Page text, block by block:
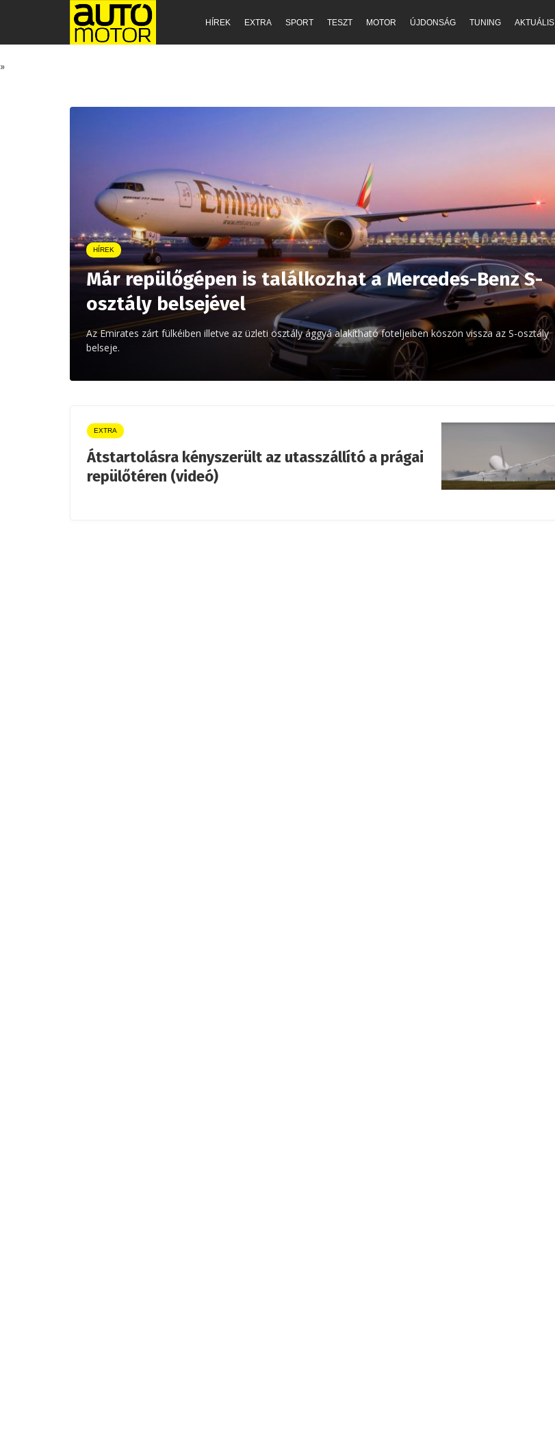
HÍREK EXTRA SPORT TESZT MOTOR ÚJDONSÁG TUNING AKTUÁLIS
»
HÍREK
Már repülőgépen is találkozhat a Mercedes-Benz S-
osztály belsejével
Az Emirates zárt fülkéiben illetve az üzleti osztály ággyá alakítható foteljeiben köszön vissza az S-osztály
belseje.
EXTRA
Átstartolásra kényszerült az utasszállító a prágai
repülőtéren (videó)